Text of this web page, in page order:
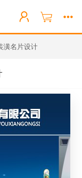
潢名片设计